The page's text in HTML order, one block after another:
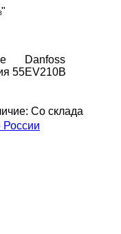
Danfoss
55EV210B
Со склада
России